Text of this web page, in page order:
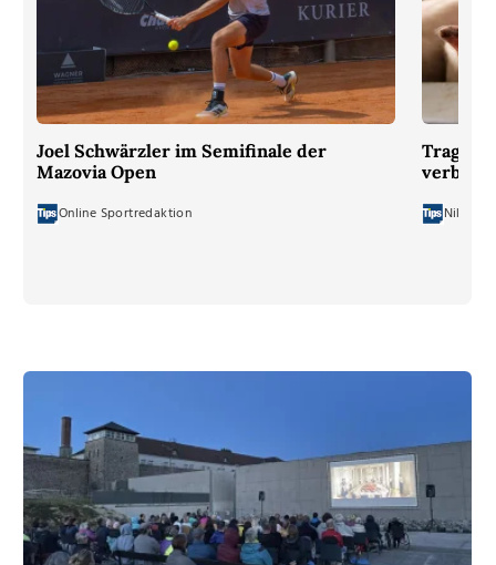
Joel Schwärzler im Semifinale der
Mazovia Open
Online Sportredaktion
Niklas